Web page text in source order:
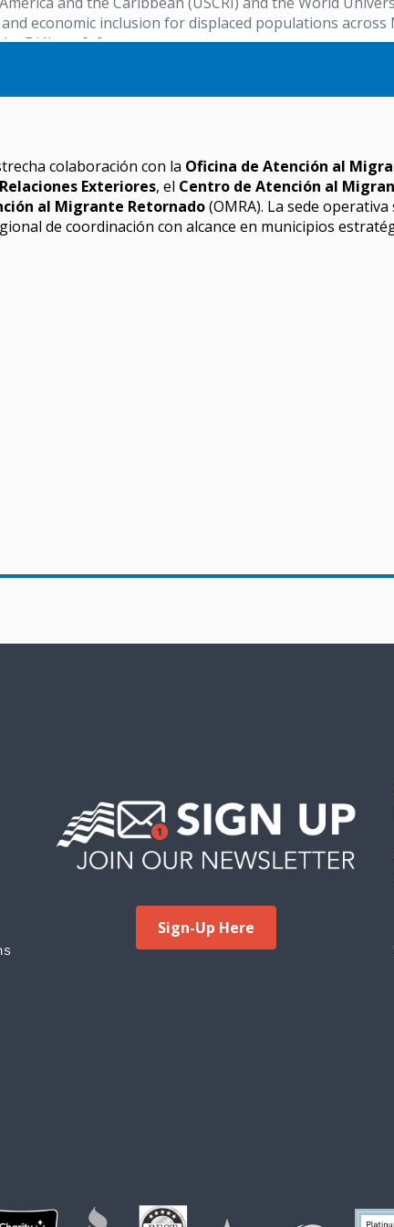
colaboración con laOficina de Atención al
de coordinación con alcance en municipios
Sign-Up Here